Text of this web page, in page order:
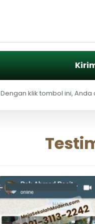
Dengan klik tombol ini,